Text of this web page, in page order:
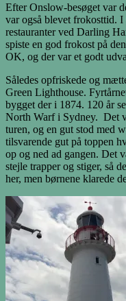
Efter Onslow-besøget var
var også blevet frokosttid. I
restauranter ved Darling
spiste en god frokost på
OK, og der var et godt
Således opfriskede og
Green Lighthouse.
bygget der i 1874. 120 år
North Warf i Sydney. Det
turen, og en gut stod med
tilsvarende gut på toppen
op og ned ad gangen. Det
stejle trapper og stiger, så
her, men børnene klarede